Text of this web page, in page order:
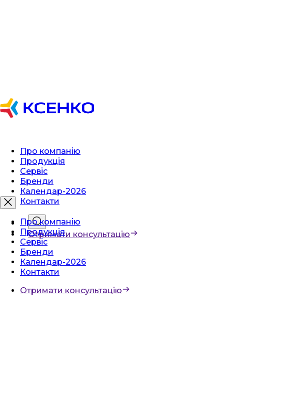
Про компанію
Продукція
Сервіс
Бренди
Календар-2026
Контакти
Отримати консультацію
Про компанію
Продукція
Сервіс
Бренди
Календар-2026
Контакти
Отримати консультацію